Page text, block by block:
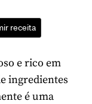
receita
e rico em
ingredientes
é uma